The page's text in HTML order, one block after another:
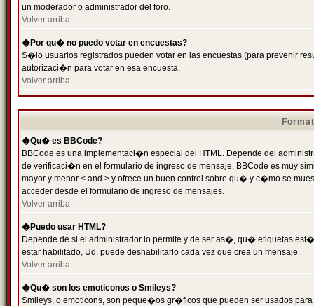
un moderador o administrador del foro.
Volver arriba
�Por qu� no puedo votar en encuestas?
S�lo usuarios registrados pueden votar en las encuestas (para prevenir
autorizaci�n para votar en esa encuesta.
Volver arriba
�Qu� es BBCode?
BBCode es una implementaci�n especial del HTML. Depende del
de verificaci�n en el formulario de ingreso de mensaje. BBCode es muy
mayor y menor < and > y ofrece un buen control sobre qu� y c�mo se
acceder desde el formulario de ingreso de mensajes.
Volver arriba
�Puedo usar HTML?
Depende de si el administrador lo permite y de ser as�, qu� etiquetas
estar habilitado, Ud. puede deshabilitarlo cada vez que crea un mensaje.
Volver arriba
�Qu� son los emoticonos o Smileys?
Smileys, o emoticons, son peque�os gr�ficos que pueden ser usados